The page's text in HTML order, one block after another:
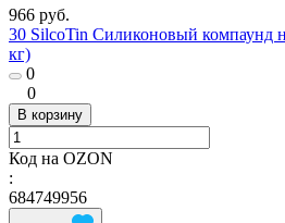
966 руб.
30 SilcoTin Силиконовый компаунд
кг)
0
0
В корзину
Код на OZON
:
684749956